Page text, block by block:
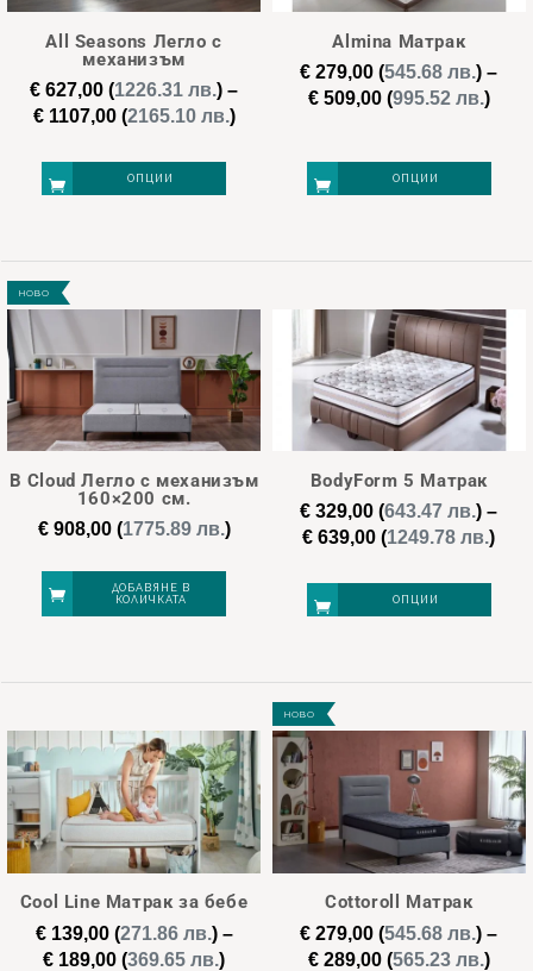
chosen
product
All Seasons Легло с
механизъм
€ 627,00 (1226.31 лв.) –
€1107,00(2165.10 лв.)Price
€ 627,00
ОПЦИИ
has
multiple
variants.
The
options
be
chosen
the
Almina Матрак
€ 279,00 (545.68 лв.) –
€509,00(995.52 лв.)
€
ОПЦИИ
has
multiple
variants.
The
options
chosen
the
НОВО
B Cloud Легло с механизъм
160×200 см.
€908,00(1775.89 лв.)
ДОБАВЯНЕ В
КОЛИЧКАТА
BodyForm 5 Матрак
€ 329,00 (643.47 лв.) –
€ 639,00 (1249.78 лв.)
ОПЦИИ
has
multiple
variants.
The
options
chosen
Cool Line Матрак за бебе
€139,00(271.86 лв.) –
€ 189,00 (369.65 лв.)Price
НОВО
Cottoroll Матрак
€ 279,00 (545.68 лв.) –
€289,00(565.23 лв.)